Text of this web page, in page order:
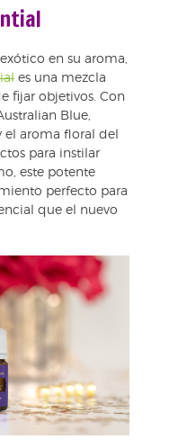
en su aroma,
es una mezcla
fijar objetivos. Con
Blue,
el aroma floral del
para instilar
este potente
perfecto para
que el nuevo